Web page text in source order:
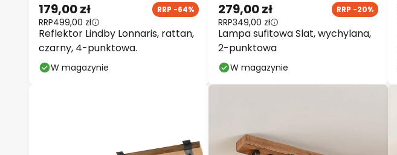
Reflektor Lindby Lonnaris, rattan,
czarny, 4-punktowa.
179,00 zł RRP -64%
RRP499,00 zł
W magazynie
Lampa sufitowa Slat, wychylana,
2-punktowa
279,00 zł RRP -20%
RRP349,00 zł
W magazynie